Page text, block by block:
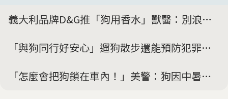
寧街10號「首席捕鼠大臣」賴瑞：我的地位無
義大利品牌D&G推「狗用香水」獸醫：別浪費
錢在傷害寵物的產品上
「與狗同行好安心」遛狗散步還能預防犯罪，
南韓首爾寵物狗巡邏隊出動！
「怎麼會把狗鎖在車內！」美警：狗因中暑而